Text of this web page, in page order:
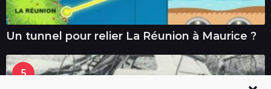
Un tunnel pour relier La Réunion à Maurice ?
5